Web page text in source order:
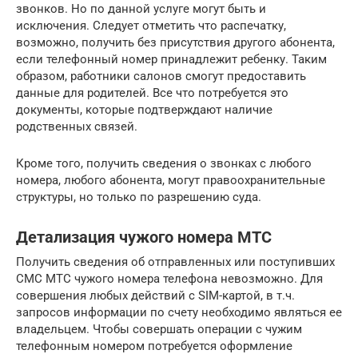
звонков. Но по данной услуге могут быть и
исключения. Следует отметить что распечатку,
возможно, получить без присутствия другого абонента,
если телефонный номер принадлежит ребенку. Таким
образом, работники салонов смогут предоставить
данные для родителей. Все что потребуется это
документы, которые подтверждают наличие
родственных связей.
Кроме того, получить сведения о звонках с любого
номера, любого абонента, могут правоохранительные
структуры, но только по разрешению суда.
Детализация чужого номера МТС
Получить сведения об отправленных или поступивших
СМС МТС чужого номера телефона невозможно. Для
совершения любых действий с SIM-картой, в т.ч.
запросов информации по счету необходимо являться ее
владельцем. Чтобы совершать операции с чужим
телефонным номером потребуется оформление